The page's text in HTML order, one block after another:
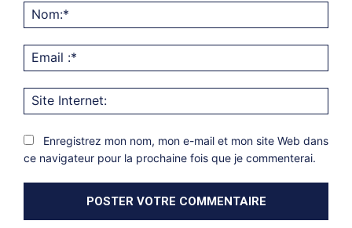
:*
Enregistrez mon nom, mon e-mail et mon site Web dans
ce navigateur pour la prochaine fois que je commenterai.